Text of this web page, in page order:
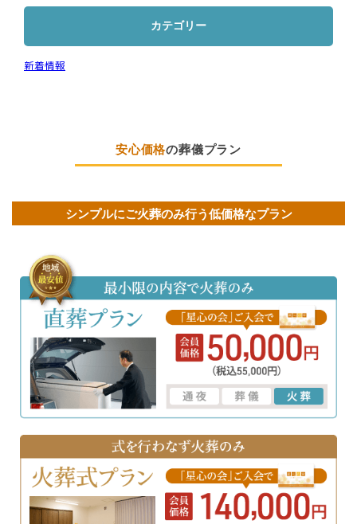
カテゴリー
新着情報
安心価格の葬儀プラン
シンプルにご火葬のみ行う低価格なプラン